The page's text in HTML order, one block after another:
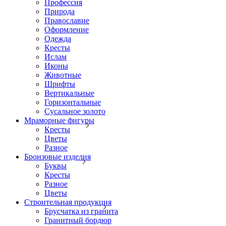
Профессия
Природа
Православие
Оформление
Одежда
Кресты
Ислам
Иконы
Животные
Шрифты
Вертикальные
Горизонтальные
Сусальное золото
Мраморные фигуры
Кресты
Цветы
Разное
Бронзовые изделия
Буквы
Кресты
Разное
Цветы
Строительная продукция
Брусчатка из гранита
Гранитный бордюр